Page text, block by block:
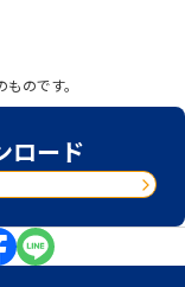
のです。
ロード